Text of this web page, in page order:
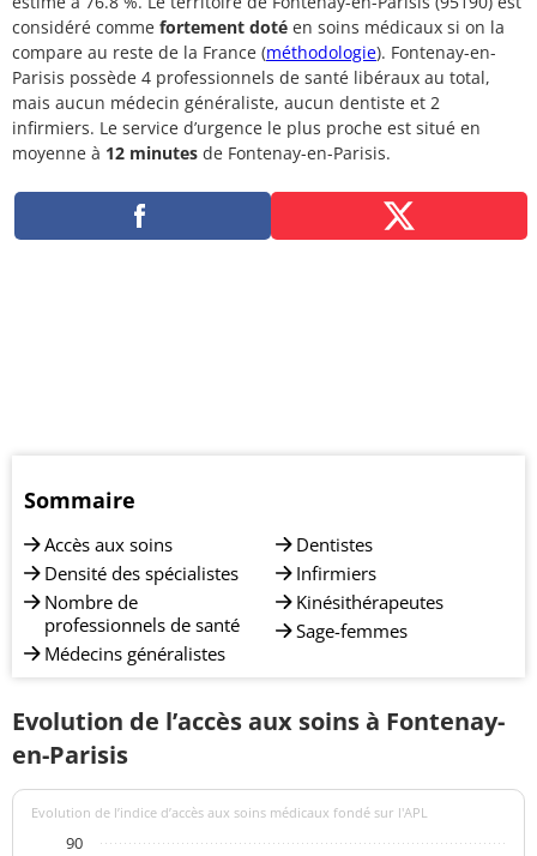
considéré comme fortement doté en soins médicaux si on la
compare au reste de la France (méthodologie). Fontenay-en-
Parisis possède 4 professionnels de santé libéraux au total,
mais aucun médecin généraliste, aucun dentiste et 2
infirmiers. Le service d’urgence le plus proche est situé en
moyenne à 12 minutes de Fontenay-en-Parisis.
Sommaire
Accès aux soins
Densité des spécialistes
Nombre de
professionnels de santé
Médecins généralistes
Dentistes
Infirmiers
Kinésithérapeutes
Sage-femmes
Evolution de l’accès aux soins à Fontenay-
en-Parisis
Evolution de l’indice d’accès aux soins médicaux fondé sur l'APL
90